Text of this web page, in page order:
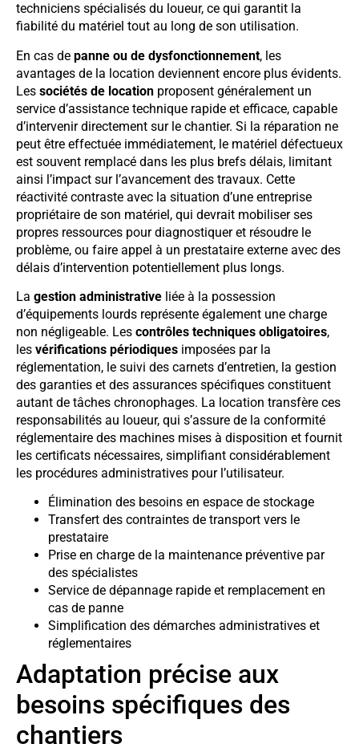
techniciens spécialisés du loueur, ce qui garantit la
fiabilité du matériel tout au long de son utilisation.
En cas de panne ou de dysfonctionnement, les
avantages de la location deviennent encore plus évidents.
Les sociétés de location proposent généralement un
service d’assistance technique rapide et efficace, capable
d’intervenir directement sur le chantier. Si la réparation ne
peut être effectuée immédiatement, le matériel défectueux
est souvent remplacé dans les plus brefs délais, limitant
ainsi l’impact sur l’avancement des travaux. Cette
réactivité contraste avec la situation d’une entreprise
propriétaire de son matériel, qui devrait mobiliser ses
propres ressources pour diagnostiquer et résoudre le
problème, ou faire appel à un prestataire externe avec des
délais d’intervention potentiellement plus longs.
La gestion administrative liée à la possession
d’équipements lourds représente également une charge
non négligeable. Les contrôles techniques obligatoires,
les vérifications périodiques imposées par la
réglementation, le suivi des carnets d’entretien, la gestion
des garanties et des assurances spécifiques constituent
autant de tâches chronophages. La location transfère ces
responsabilités au loueur, qui s’assure de la conformité
réglementaire des machines mises à disposition et fournit
les certificats nécessaires, simplifiant considérablement
les procédures administratives pour l’utilisateur.
Élimination des besoins en espace de stockage
Transfert des contraintes de transport vers le
prestataire
Prise en charge de la maintenance préventive par
des spécialistes
Service de dépannage rapide et remplacement en
cas de panne
Simplification des démarches administratives et
réglementaires
Adaptation précise aux
besoins spécifiques des
chantiers